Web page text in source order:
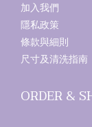
加入我們
隱私政策
條款與細則
尺寸及清洗指南
ORDER &